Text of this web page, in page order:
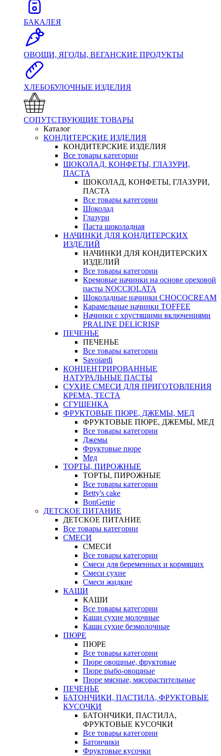
БАКАЛЕЯ
ОВОЩИ, ЯГОДЫ, ВЕГАНСКИЕ ПРОДУКТЫ
ХЛЕБОБУЛОЧНЫЕ ИЗДЕЛИЯ
СОПУТСТВУЮЩИЕ ТОВАРЫ
Каталог
КОНДИТЕРСКИЕ ИЗДЕЛИЯ
КОНДИТЕРСКИЕ ИЗДЕЛИЯ
Все товары категории
ШОКОЛАД, КОНФЕТЫ, ГЛАЗУРИ,
ПАСТА
ШОКОЛАД, КОНФЕТЫ, ГЛАЗУРИ,
ПАСТА
Все товары категории
Шоколад
Глазури
Паста шоколадная
НАЧИНКИ ДЛЯ КОНДИТЕРСКИХ
ИЗДЕЛИЙ
НАЧИНКИ ДЛЯ КОНДИТЕРСКИХ
ИЗДЕЛИЙ
Все товары категории
Кремовые начинки на основе ореховой
пасты NOCCIOLATA
Шоколадные начинки CHOCOCREAM
Карамельные начинки TOFFEE
Начинки с хрустящими включениями
PRALINE DELICRISP
ПЕЧЕНЬЕ
ПЕЧЕНЬЕ
Все товары категории
Savoiardi
КОНЦЕНТРИРОВАННЫЕ
НАТУРАЛЬНЫЕ ПАСТЫ
СУХИЕ СМЕСИ ДЛЯ ПРИГОТОВЛЕНИЯ
КРЕМА, ТЕСТА
СГУЩЕНКА
ФРУКТОВЫЕ ПЮРЕ, ДЖЕМЫ, МЕД
ФРУКТОВЫЕ ПЮРЕ, ДЖЕМЫ, МЕД
Все товары категории
Джемы
Фруктовые пюре
Мед
ТОРТЫ, ПИРОЖНЫЕ
ТОРТЫ, ПИРОЖНЫЕ
Все товары категории
Betty's cake
BonGenie
ДЕТСКОЕ ПИТАНИЕ
ДЕТСКОЕ ПИТАНИЕ
Все товары категории
СМЕСИ
СМЕСИ
Все товары категории
Смеси для беременных и кормящих
Смеси сухие
Смеси жидкие
КАШИ
КАШИ
Все товары категории
Каши сухие молочные
Каши сухие безмолочные
ПЮРЕ
ПЮРЕ
Все товары категории
Пюре овощные, фруктовые
Пюре рыбо-овощные
Пюре мясные, мясорастительные
ПЕЧЕНЬЕ
БАТОНЧИКИ, ПАСТИЛА, ФРУКТОВЫЕ
КУСОЧКИ
БАТОНЧИКИ, ПАСТИЛА,
ФРУКТОВЫЕ КУСОЧКИ
Все товары категории
Батончики
Фруктовые кусочки